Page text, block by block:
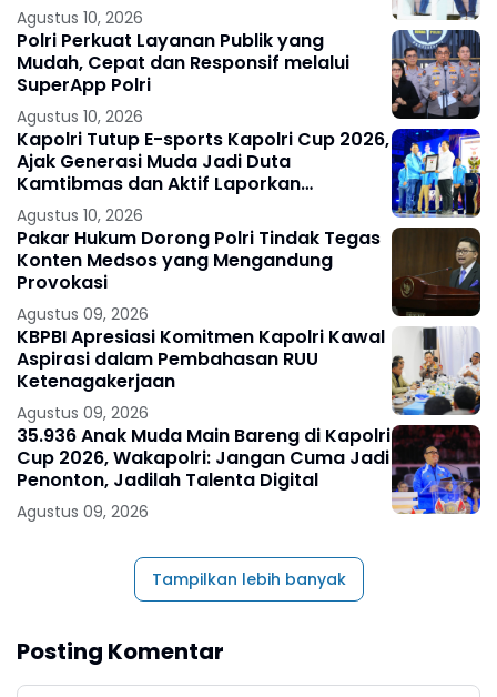
Agustus 10, 2026
Polri Perkuat Layanan Publik yang
Mudah, Cepat dan Responsif melalui
SuperApp Polri
Agustus 10, 2026
Kapolri Tutup E-sports Kapolri Cup 2026,
Ajak Generasi Muda Jadi Duta
Kamtibmas dan Aktif Laporkan
Gangguan Ke 110
Agustus 10, 2026
Pakar Hukum Dorong Polri Tindak Tegas
Konten Medsos yang Mengandung
Provokasi
Agustus 09, 2026
KBPBI Apresiasi Komitmen Kapolri Kawal
Aspirasi dalam Pembahasan RUU
Ketenagakerjaan
Agustus 09, 2026
35.936 Anak Muda Main Bareng di Kapolri
Cup 2026, Wakapolri: Jangan Cuma Jadi
Penonton, Jadilah Talenta Digital
Agustus 09, 2026
Tampilkan lebih banyak
Posting Komentar